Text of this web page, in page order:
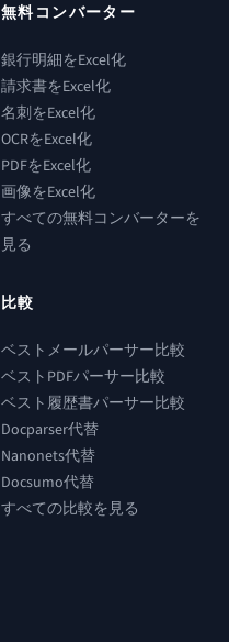
無料コンバーター
銀行明細をExcel化
請求書をExcel化
名刺をExcel化
OCRをExcel化
PDFをExcel化
画像をExcel化
すべての無料コンバーターを
見る
比較
ベストメールパーサー比較
ベストPDFパーサー比較
ベスト履歴書パーサー比較
Docparser代替
Nanonets代替
Docsumo代替
すべての比較を見る